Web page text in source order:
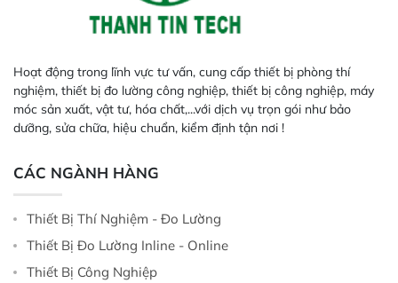
Hoạt động trong lĩnh vực tư vấn, cung cấp thiết bị phòng thí
nghiệm, thiết bị đo lường công nghiệp, thiết bị công nghiệp, máy
móc sản xuất, vật tư, hóa chất,...với dịch vụ trọn gói như bảo
dưỡng, sửa chữa, hiệu chuẩn, kiểm định tận nơi !
CÁC NGÀNH HÀNG
Thiết Bị Thí Nghiệm - Đo Lường
Thiết Bị Đo Lường Inline - Online
Thiết Bị Công Nghiệp